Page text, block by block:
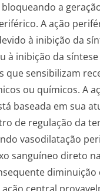
a
A ação
à inibição da
à inibição da
que sensibilizam
ou químicos. A
baseada em sua
de regulação da
vasodilatação
sanguíneo direto
diminuição